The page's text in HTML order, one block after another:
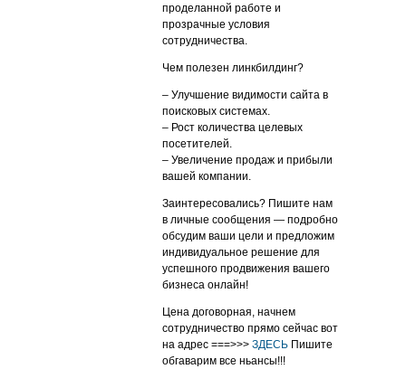
проделанной работе и
прозрачные условия
сотрудничества.
Чем полезен линкбилдинг?
– Улучшение видимости сайта в
поисковых системах.
– Рост количества целевых
посетителей.
– Увеличение продаж и прибыли
вашей компании.
Заинтересовались? Пишите нам
в личные сообщения — подробно
обсудим ваши цели и предложим
индивидуальное решение для
успешного продвижения вашего
бизнеса онлайн!
Цена договорная, начнем
сотрудничество прямо сейчас вот
на адрес ===>>> ЗДЕСЬ Пишите
обгаварим все ньансы!!!